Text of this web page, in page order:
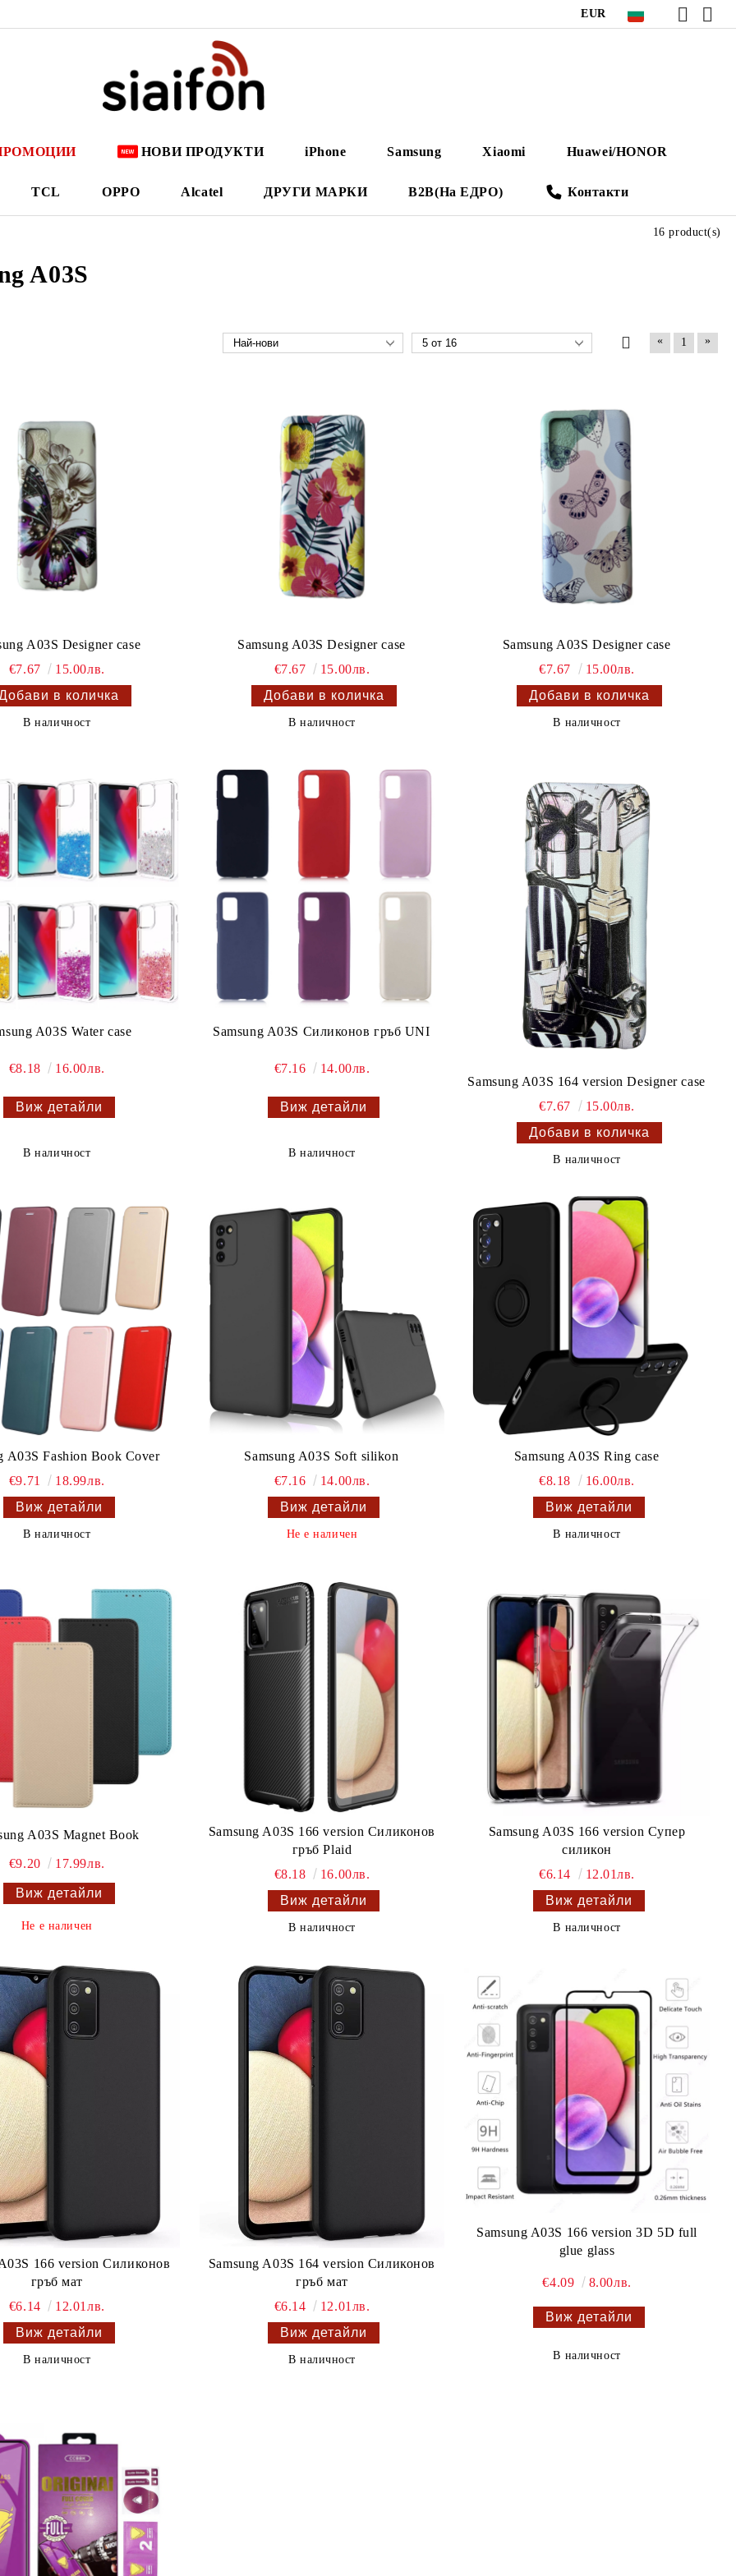
EUR
НОВИ ПРОДУКТИ iPhone Samsung Xiaomi Huawei/HONOR
TCL OPPO Alcatel ДРУГИ МАРКИ B2B(На ЕДРО) Контакти
A03S
16 product(s)
« 1 »
A03S Designer case
€7.67
15.00лв.
В наличност
Samsung A03S Designer case
€7.67
15.00лв.
В наличност
Samsung A03S Designer case
€7.67
15.00лв.
В наличност
A03S Water case
€8.18 16.00лв.
Виж детайли
В наличност
Samsung A03S Силиконов гръб UNI
€7.16 14.00лв.
Виж детайли
В наличност
Samsung A03S 164 version Designer case
€7.67
15.00лв.
В наличност
A03S Fashion Book Cover
€9.71
18.99лв.
Виж детайли
В наличност
Samsung A03S Soft silikon
€7.16
14.00лв.
Виж детайли
Не е наличен
Samsung A03S Ring case
€8.18
16.00лв.
Виж детайли
В наличност
A03S Magnet Book
€9.20 17.99лв.
Виж детайли
Не е наличен
Samsung A03S 166 version Силиконов
гръб Plaid
€8.18
16.00лв.
Виж детайли
В наличност
Samsung A03S 166 version Супер
силикон
€6.14
12.01лв.
Виж детайли
В наличност
166 version Силиконов
гръб мат
€6.14
12.01лв.
Виж детайли
В наличност
Samsung A03S 164 version Силиконов
гръб мат
€6.14
12.01лв.
Виж детайли
В наличност
Samsung A03S 166 version 3D 5D full
glue glass
€4.09 8.00лв.
Виж детайли
В наличност